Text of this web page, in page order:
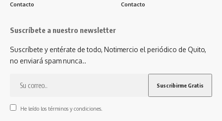
Contacto Contacto
Suscríbete a nuestro newsletter
Suscríbete y entérate de todo, Notimercio el periódico de Quito,
no enviará spam nunca..
He leído los términos y condiciones.